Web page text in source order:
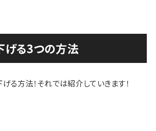
げる3つの方法
る方法！それでは紹介していきます！